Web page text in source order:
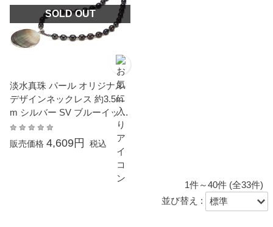
SOLD OUT
淡水真珠 パール オリジナル
デザインネックレス 約3.5m
m シルバー SV ブルーイッシ
ュブラック染 ポテト
販売価格 4,609円 税込
1件～40件 (全33件)
並び替え :